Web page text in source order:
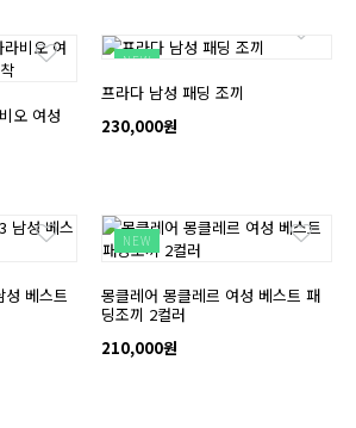
오 여성
NEW
프라다 남성 패딩 조끼
230,000원
베스트
NEW
몽클레어 몽클레르 여성 베스트 패
딩조끼 2컬러
210,000원